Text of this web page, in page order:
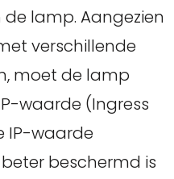
lamp. Aangezien
verschillende
moet de lamp
waarde (Ingress
IP-waarde
beschermd is